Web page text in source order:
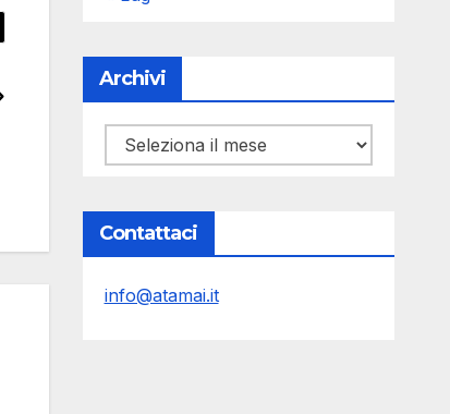
Archivi
Archivi
Contattaci
info@atamai.it